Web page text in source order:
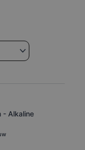
- Alkaline